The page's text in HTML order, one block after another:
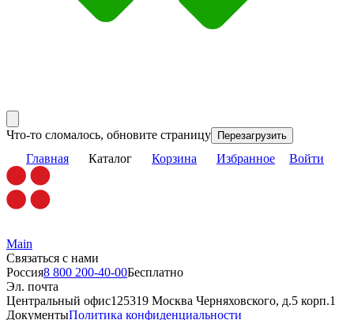
Что-то сломалось, обновите страницу Перезагрузить
Главная Каталог Корзина Избранное Войти
Main
Связаться с нами
Россия8 800 200-40-00Бесплатно
Эл. почта
Центральный офис125319 Москва Черняховского, д.5 корп.1
ДокументыПолитика конфиденциальности